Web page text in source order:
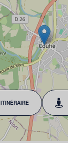
ITINÉRAIRE